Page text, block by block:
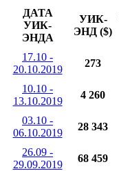
ДАТА
УИК-
ЭНДА
УИК-
ЭНД ($)
17.10 -
20.10.2019
273
10.10 -
13.10.2019
4 260
03.10 -
06.10.2019
28 343
26.09 -
29.09.2019
68 459